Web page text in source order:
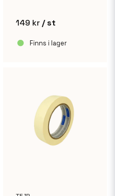
149 kr / st
Finns i lager